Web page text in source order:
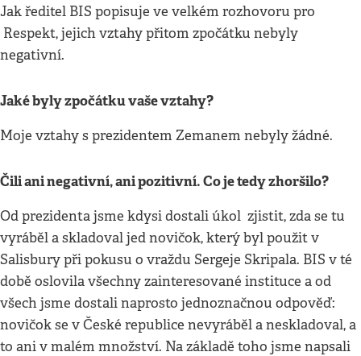
Jak ředitel BIS popisuje ve velkém rozhovoru pro
Respekt, jejich vztahy přitom zpočátku nebyly
negativní.
Jaké byly zpočátku vaše vztahy?
Moje vztahy s prezidentem Zemanem nebyly žádné.
Čili ani negativní, ani pozitivní. Co je tedy zhoršilo?
Od prezidenta jsme kdysi dostali úkol zjistit, zda se tu
vyráběl a skladoval jed novičok, který byl použit v
Salisbury při pokusu o vraždu Sergeje Skripala. BIS v té
době oslovila všechny zainteresované instituce a od
všech jsme dostali naprosto jednoznačnou odpověď:
novičok se v České republice nevyráběl a neskladoval, a
to ani v malém množství. Na základě toho jsme napsali